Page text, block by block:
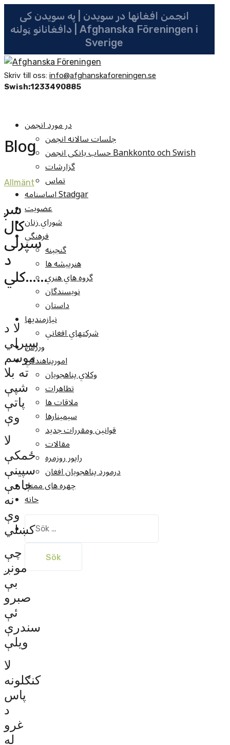
انجمن افغانها در سویدن | په سویدن کی
دافغانانو ټولنه | Afghanska Föreningen i
Sverige
Skriv till oss: info@afghanskaforeningen.se
Swish:1233490885
در مورد انجمن
جلسات سالانه انجمن
حساب بانکی انجمن Bankkonto och Swish
گزارشات
تماس
اساسنامه Stadgar
عضویت
شوراي زنان
فرهنگي
گنجينه
هنرپيشه ها
گروه هاي هنري
نويسندگان
داستان
نيازمنديها
شرکتهاي افغاني
ورزش
امورپناهندگي
وکلاي پناهجويان
تظاهرات
ملاقات ها
سيمينارها
قوانين ومقررات جديد
مقالات
راپور روزمره
درمورد پناهجويان افغان
چهره های ممتاز
خانه
efter:
Blog
Allmänt
سږ
کال
سپرلی
د
کلي……
لا د
سپرلي
موسم
ته بلا
شپې
پاتې
وې
لا
ځمکې
سپینې
جامې
نه
وې
کښلي
چې
مونږ
بې
صبرو
ئې
سندرې
ویلې
لا
کنګلونه
پاس
د
غرو
له